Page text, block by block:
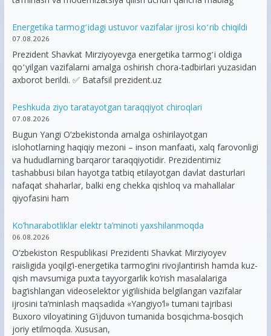
Energetika tarmogʻidagi ustuvor vazifalar ijrosi koʻrib chiqildi
07.08.2026
Prezident Shavkat Mirziyoyevga energetika tarmogʻi oldiga
qoʻyilgan vazifalarni amalga oshirish chora-tadbirlari yuzasidan
axborot berildi. ✅ Batafsil prezident.uz
Peshkuda ziyo taratayotgan taraqqiyot chiroqlari
07.08.2026
Bugun Yangi O‘zbekistonda amalga oshirilayotgan
islohotlarning haqiqiy mezoni – inson manfaati, xalq farovonligi
va hududlarning barqaror taraqqiyotidir. Prezidentimiz
tashabbusi bilan hayotga tatbiq etilayotgan davlat dasturlari
nafaqat shaharlar, balki eng chekka qishloq va mahallalar
qiyofasini ham
Ko’hnarabotliklar elektr ta’minoti yaxshilanmoqda
06.08.2026
O‘zbekiston Respublikasi Prezidenti Shavkat Mirziyoyev
raisligida yoqilg‘i-energetika tarmog‘ini rivojlantirish hamda kuz-
qish mavsumiga puxta tayyorgarlik ko‘rish masalalariga
bag‘ishlangan videoselektor yig‘ilishida belgilangan vazifalar
ijrosini ta’minlash maqsadida «Yangiyo‘l» tumani tajribasi
Buxoro viloyatining G‘ijduvon tumanida bosqichma-bosqich
joriy etilmoqda. Xususan,